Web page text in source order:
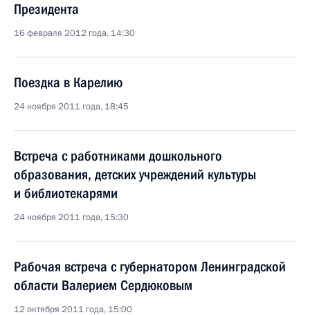
Президента
16 февраля 2012 года, 14:30
Поездка в Карелию
24 ноября 2011 года, 18:45
Встреча с работниками дошкольного
образования, детских учреждений культуры
и библиотекарями
24 ноября 2011 года, 15:30
Рабочая встреча с губернатором Ленинградской
области Валерием Сердюковым
12 октября 2011 года, 15:00